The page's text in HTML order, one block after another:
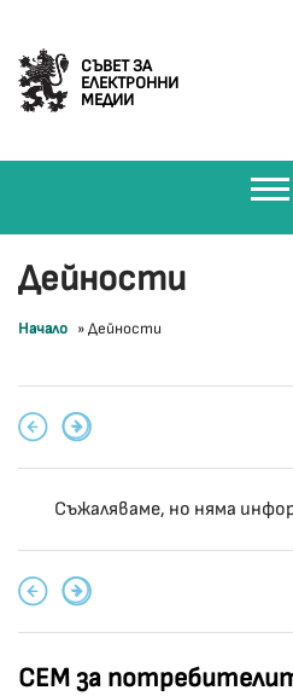
СЪВЕТ ЗА
ЕЛЕКТРОННИ
МЕДИИ
СЕМ за
Дейности
Начало »Дейности
Съжаляваме, но няма